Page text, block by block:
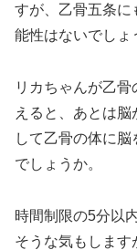
すが、乙骨五条に
能性はないでしょ
リカちゃんが乙
えると、あとは
して乙骨の体に
でしょうか。
時間制限の5分以
そうな気もします